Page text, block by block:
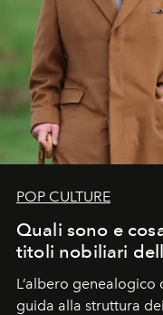
POP CULTURE
Quali sono e
titoli nobiliari
L’albero
guida alla struttura